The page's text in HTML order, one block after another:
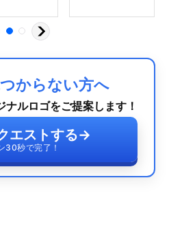
からない方へ
ナルロゴをご提案します！
エストする→
30秒で完了！